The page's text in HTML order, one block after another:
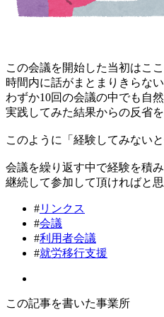
この会議を開始した当初はこ
時間内に話がまとまりきらな
わずか10回の会議の中でも自
実践してみた結果からの反省
このように「経験してみない
会議を繰り返す中で経験を積
継続して参加して頂ければと
#リンクス
#会議
#利用者会議
#就労移行支援
この記事を書いた事業所